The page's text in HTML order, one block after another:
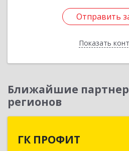
Отправить
Показать
Отправить
Назад
Ближайшие
регионов
ГК ПРОФИТ